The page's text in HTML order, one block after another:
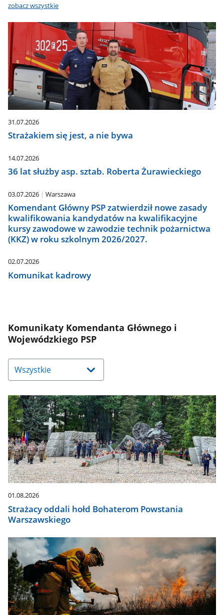
zobacz wszystkie
31.07.2026
Strażakiem się jest, a nie bywa
14.07.2026
36 lat służby asp. sztab. Roberta Żurawieckiego
03.07.2026 Warszawa
Komendant Główny PSP zatwierdził nowe zasady
kwalifikowania kandydatów na kwalifikacyjne
kursy zawodowe w zawodzie technik pożarnictwa
(KKZ) w roku szkolnym 2026/2027.
02.07.2026
Komunikat kadrowy
Komunikaty Komendanta Głównego i
Wojewódzkiego PSP
Naciśnij
strzałkę
w
dół,
aby
wybrać
odpowiednią
pozycję.
Dane
zaktualizują
się
automatycznie.
01.08.2026
Strażacy oddali hołd Bohaterom Powstania
Warszawskiego